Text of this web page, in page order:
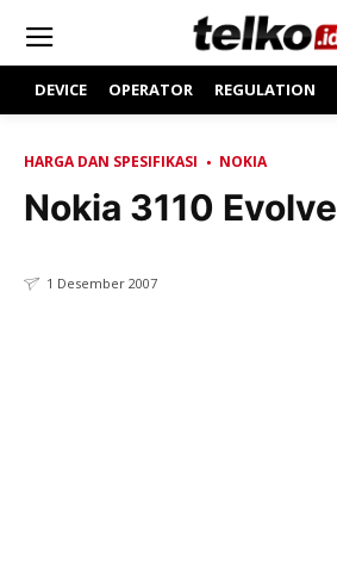
DEVICE OPERATOR REGULATION
HARGA DAN SPESIFIKASI NOKIA
Nokia 3110 Evolve
1 Desember 2007